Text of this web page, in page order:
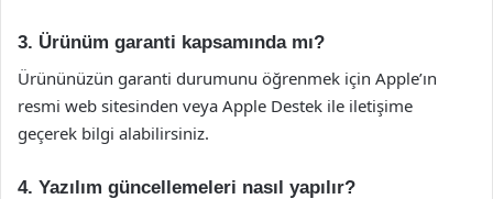
3. Ürünüm garanti kapsamında mı?
Ürününüzün garanti durumunu öğrenmek için Apple’ın
resmi web sitesinden veya Apple Destek ile iletişime
geçerek bilgi alabilirsiniz.
4. Yazılım güncellemeleri nasıl yapılır?